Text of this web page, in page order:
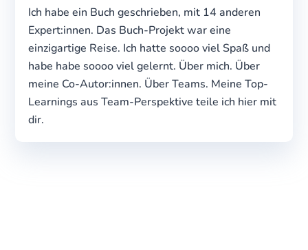
Ich habe ein Buch geschrieben, mit 14 anderen
Expert:innen. Das Buch-Projekt war eine
einzigartige Reise. Ich hatte soooo viel Spaß und
habe habe soooo viel gelernt. Über mich. Über
meine Co-Autor:innen. Über Teams. Meine Top-
Learnings aus Team-Perspektive teile ich hier mit
dir.